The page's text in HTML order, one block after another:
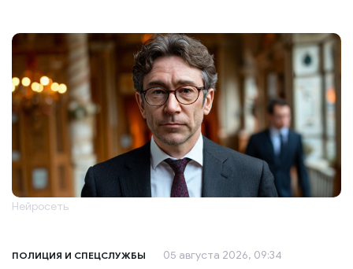
Нейросеть
ПОЛИЦИЯ И СПЕЦСЛУЖБЫ 05 августа 2026, 09:34